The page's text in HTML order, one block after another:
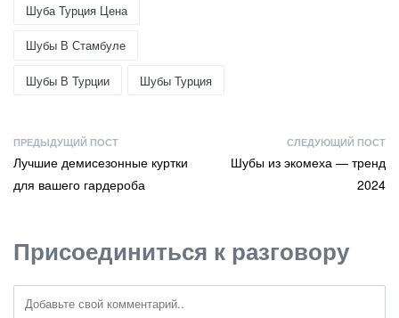
Шуба Турция Цена
Шубы В Стамбуле
Шубы В Турции Шубы Турция
ПРЕДЫДУЩИЙ ПОСТ
Лучшие демисезонные куртки
для вашего гардероба
СЛЕДУЮЩИЙ ПОСТ
Шубы из экомеха — тренд
2024
Присоединиться к разговору